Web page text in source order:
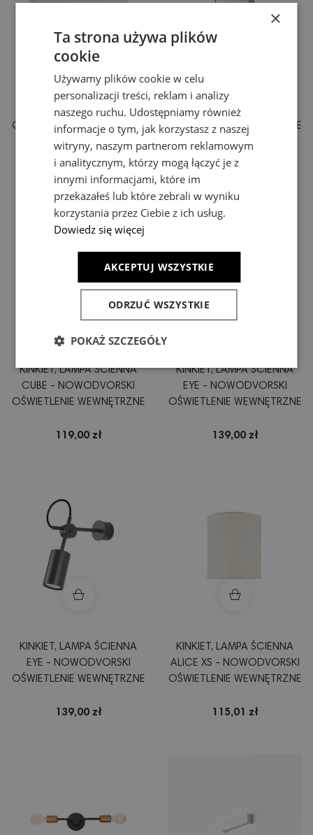
KINKIET, LAMPA ŚCIENNA
HOTEL - NOWODVORSKI
OŚWIETLENIE WEWNĘTRZNE
259,00 zł
KINKIET, LAMPA ŚCIENNA
CUBE - NOWODVORSKI
OŚWIETLENIE WEWNĘTRZNE
99,00 zł
KINKIET, LAMPA ŚCIENNA
CUBE - NOWODVORSKI
OŚWIETLENIE WEWNĘTRZNE
119,00 zł
KINKIET, LAMPA ŚCIENNA
EYE - NOWODVORSKI
OŚWIETLENIE WEWNĘTRZNE
139,00 zł
KINKIET, LAMPA ŚCIENNA
EYE - NOWODVORSKI
OŚWIETLENIE WEWNĘTRZNE
139,00 zł
KINKIET, LAMPA ŚCIENNA
ALICE XS - NOWODVORSKI
OŚWIETLENIE WEWNĘTRZNE
115,01 zł
×
Ta strona używa plików
cookie
Używamy plików cookie w celu
personalizacji treści, reklam i analizy
naszego ruchu. Udostępniamy również
informacje o tym, jak korzystasz z naszej
witryny, naszym partnerom reklamowym
i analitycznym, którzy mogą łączyć je z
innymi informacjami, które im
przekazałeś lub które zebrali w wyniku
korzystania przez Ciebie z ich usług.
Dowiedz się więcej
AKCEPTUJ WSZYSTKIE
ODRZUĆ WSZYSTKIE
POKAŻ SZCZEGÓŁY